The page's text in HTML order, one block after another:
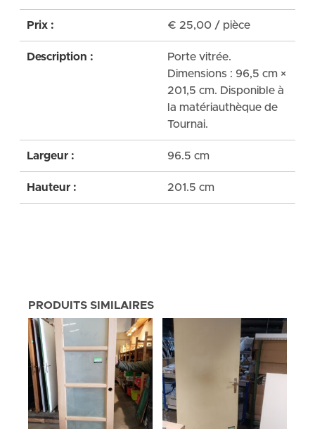
Prix : € 25,00 / pièce
Description :
Porte vitrée.
Dimensions : 96,5 cm ×
201,5 cm. Disponible à
la matériauthèque de
Tournai.
Largeur : 96.5 cm
Hauteur : 201.5 cm
PRODUITS SIMILAIRES